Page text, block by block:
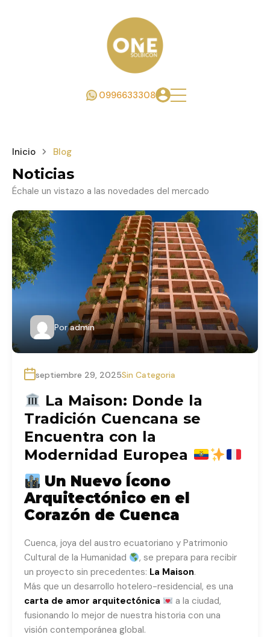
0996633308
Inicio Blog
Noticias
Échale un vistazo a las novedades del mercado
Por admin
septiembre 29, 2025Sin Categoria
La Maison: Donde la
Tradición Cuencana se
Encuentra con la
Modernidad Europea
Un Nuevo Ícono
Arquitectónico en el
Corazón de Cuenca
Cuenca, joya del austro ecuatoriano y Patrimonio
Cultural de la Humanidad
, se prepara para recibir
un proyecto sin precedentes: La Maison.
Más que un desarrollo hotelero-residencial, es una
carta de amor arquitectónica
a la ciudad,
fusionando lo mejor de nuestra historia con una
visión contemporánea global.